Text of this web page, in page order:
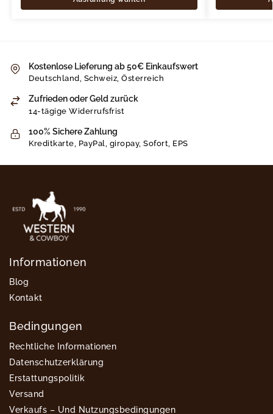
Kostenlose Lieferung ab 50€ Einkaufswert
Deutschland, Schweiz, Österreich
Zufrieden oder Geld zurück
14-tägige Widerrufsfrist
100% Sichere Zahlung
Kreditkarte, PayPal, giropay, Sofort, EPS
Informationen
Blog
Kontakt
Bedingungen
Rechtliche Informationen
Datenschutzerklärung
Erstattungspolitik
Versand
Verkaufs – Und Nutzungsbedingungen